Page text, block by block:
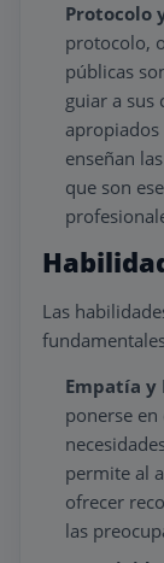
Protocolo
protocolo,
públicas
guiar a sus
enseñan
que son
Las
Empatía y
ponerse
permite al
ofrecer
las